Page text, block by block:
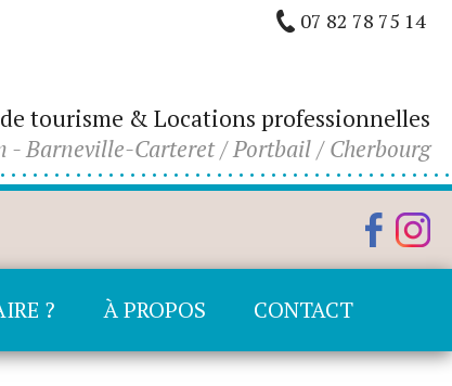
07 82 78 75 14
tourisme & Locations professionnelles
- Barneville-Carteret / Portbail / Cherbourg
? À PROPOS CONTACT